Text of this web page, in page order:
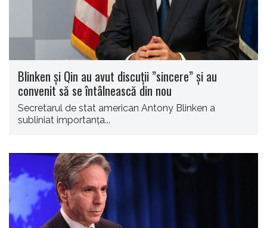
Blinken şi Qin au avut discuţii ”sincere” şi au
convenit să se întâlnească din nou
Secretarul de stat american Antony Blinken a
subliniat importanţa...